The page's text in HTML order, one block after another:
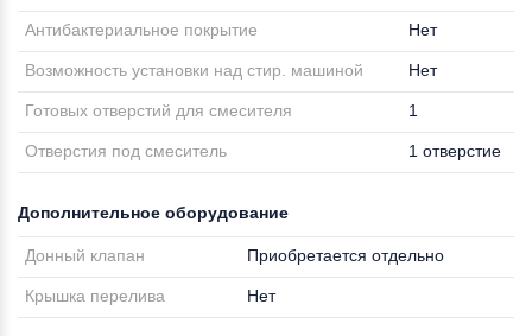
Антибактериальное покрытие Нет
Возможность установки над стир. машиной Нет
Готовых отверстий для смесителя 1
Отверстия под смеситель 1 отверстие
Дополнительное оборудование
Донный клапан Приобретается отдельно
Крышка перелива Нет